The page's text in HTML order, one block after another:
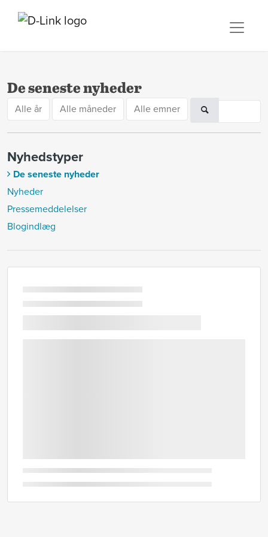
De seneste nyheder
Alle år Alle måneder Alle emner
Nyhedstyper
De seneste nyheder
Nyheder
Pressemeddelelser
Blogindlæg